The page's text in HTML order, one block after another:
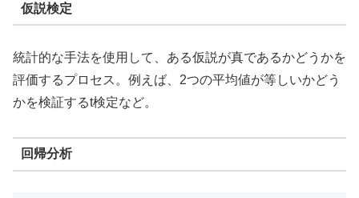
仮説検定
統計的な手法を使用して、ある仮説が真であるかどうかを
評価するプロセス。例えば、2つの平均値が等しいかどう
かを検証するt検定など。
回帰分析